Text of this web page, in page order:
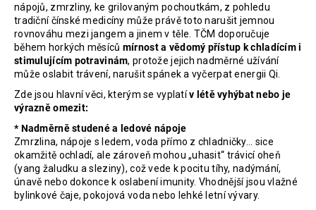
nápojů, zmrzliny, ke grilovaným pochoutkám, z pohledu
tradiční čínské medicíny může právě toto narušit jemnou
rovnováhu mezi jangem a jinem v těle. TČM doporučuje
během horkých měsíců mírnost a vědomý přístup k chladícím i
stimulujícím potravinám, protože jejich nadměrné užívání
může oslabit trávení, narušit spánek a vyčerpat energii Qi.
Zde jsou hlavní věci, kterým se vyplatív létě vyhýbat nebo je
výrazně omezit:
* Nadměrně studené a ledové nápoje
Zmrzlina, nápoje s ledem, voda přímo z chladničky... sice
okamžitě ochladí, ale zároveň mohou „uhasit“ trávicí oheň
(yang žaludku a sleziny), což vede k pocitu tíhy, nadýmání,
únavě nebo dokonce k oslabení imunity. Vhodnější jsou vlažné
bylinkové čaje, pokojová voda nebo lehké letní vývary.